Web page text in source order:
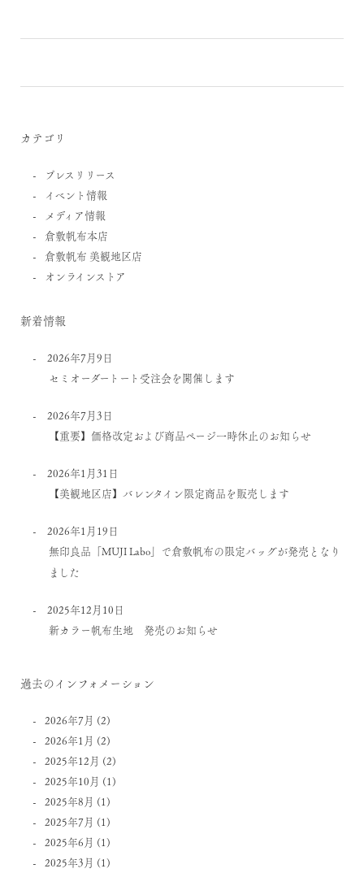
カテゴリ
プレスリリース
イベント情報
メディア情報
倉敷帆布本店
倉敷帆布 美観地区店
オンラインストア
新着情報
2026年7月9日
セミオーダートート受注会を開催します
2026年7月3日
【重要】価格改定および商品ページ一時休止のお知らせ
2026年1月31日
【美観地区店】バレンタイン限定商品を販売します
2026年1月19日
無印良品「MUJI Labo」で倉敷帆布の限定バッグが発売となり
ました
2025年12月10日
新カラー帆布生地 発売のお知らせ
過去のインフォメーション
2026年7月 (2)
2026年1月 (2)
2025年12月 (2)
2025年10月 (1)
2025年8月 (1)
2025年7月 (1)
2025年6月 (1)
2025年3月 (1)